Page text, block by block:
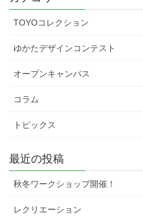
TOYOコレクション
ゆかたデザインコンテスト
オープンキャンパス
コラム
トピックス
最近の投稿
秋冬ワークショップ開催！
レクリエーション